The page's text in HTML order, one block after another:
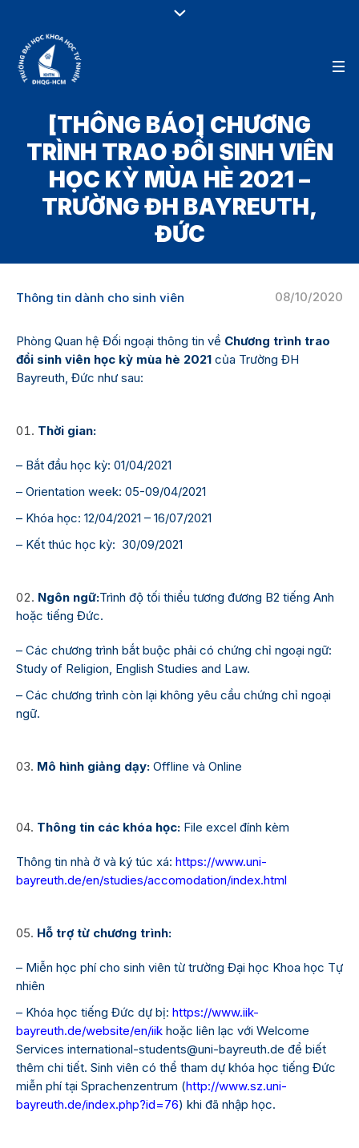
[THÔNG BÁO] CHƯƠNG
TRÌNH TRAO ĐỔI SINH VIÊN
HỌC KỲ MÙA HÈ 2021 –
TRƯỜNG ĐH BAYREUTH,
ĐỨC
08/10/2020
Thông tin dành cho sinh viên
Phòng Quan hệ Đối ngoại thông tin về Chương trình trao
đổi sinh viên học kỳ mùa hè 2021 của Trường ĐH
Bayreuth, Đức như sau:
Thời gian:
– Bắt đầu học kỳ: 01/04/2021
– Orientation week: 05-09/04/2021
– Khóa học: 12/04/2021 – 16/07/2021
– Kết thúc học kỳ: 30/09/2021
Ngôn ngữ:Trình độ tối thiểu tương đương B2 tiếng Anh
hoặc tiếng Đức.
– Các chương trình bắt buộc phải có chứng chỉ ngoại ngữ:
Study of Religion, English Studies and Law.
– Các chương trình còn lại không yêu cầu chứng chỉ ngoại
ngữ.
Mô hình giảng dạy: Offline và Online
Thông tin các khóa học: File excel đính kèm
Thông tin nhà ở và ký túc xá: https://www.uni-
bayreuth.de/en/studies/accomodation/index.html
Hỗ trợ từ chương trình:
– Miễn học phí cho sinh viên từ trường Đại học Khoa học Tự
nhiên
– Khóa học tiếng Đức dự bị: https://www.iik-
bayreuth.de/website/en/iik hoặc liên lạc với Welcome
Services international-students@uni-bayreuth.de để biết
thêm chi tiết. Sinh viên có thể tham dự khóa học tiếng Đức
miễn phí tại Sprachenzentrum (http://www.sz.uni-
bayreuth.de/index.php?id=76) khi đã nhập học.